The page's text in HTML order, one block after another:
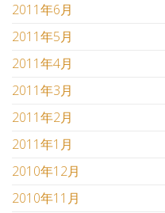
2011年6月
2011年5月
2011年4月
2011年3月
2011年2月
2011年1月
2010年12月
2010年11月